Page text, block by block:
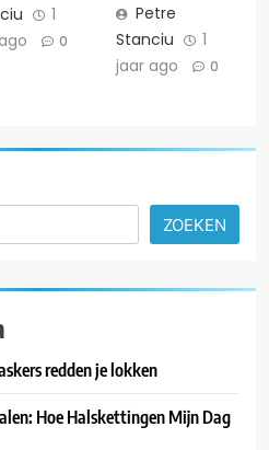
1
0
Petre
Stanciu
1
jaar ago
0
ZOEKEN
redden je lokken
Hoe Halskettingen Mijn Dag